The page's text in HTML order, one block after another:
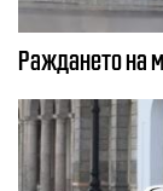
Раждането на